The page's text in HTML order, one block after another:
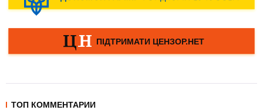
ТОП КОММЕНТАРИИ